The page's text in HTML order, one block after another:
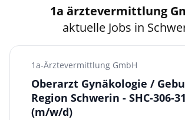
1a ärztevermittlung
aktuelle Jobs in
1a-Ärztevermittlung GmbH
Oberarzt Gynäkologie /
Region Schwerin - SHC-306-
(m/w/d)